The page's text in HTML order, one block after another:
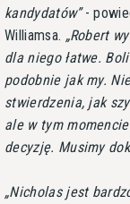
kandydatów -
Williamsa. Robert
dla niego łatwe.
podobnie jak my.
stwierdzenia, jak
ale w tym
decyzję. Musimy
Nicholas jest